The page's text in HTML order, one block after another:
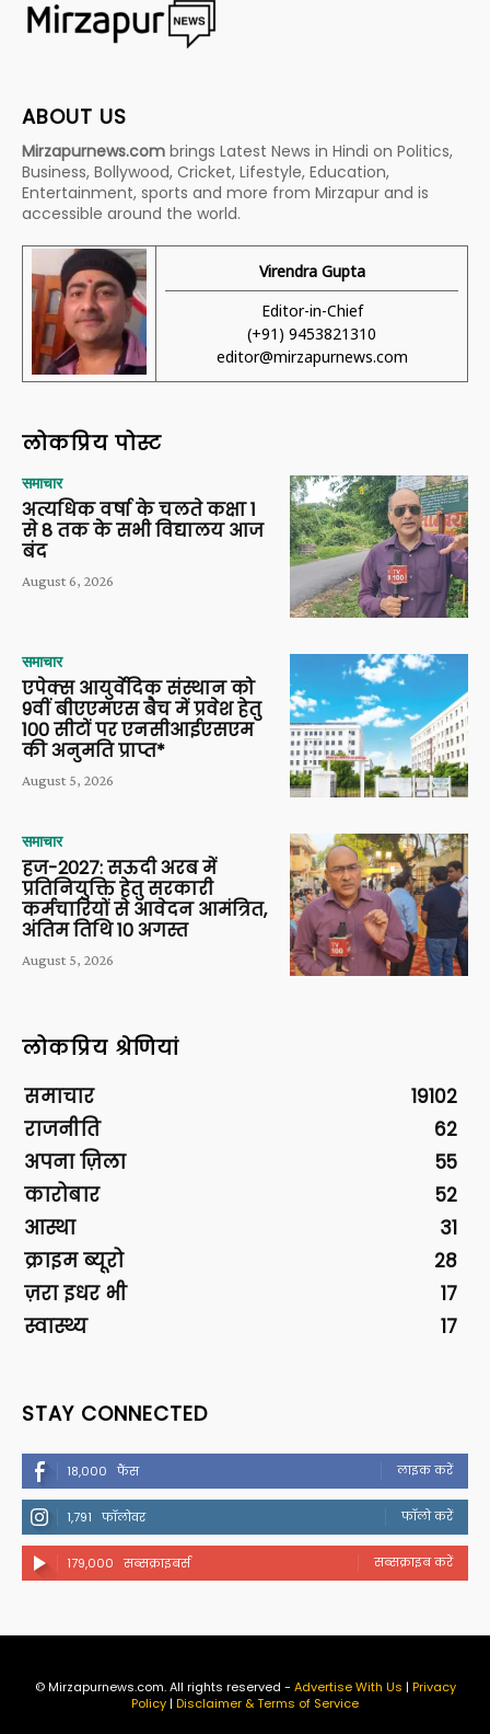
ABOUT US
Mirzapurnews.com brings Latest News in Hindi on Politics,
Business, Bollywood, Cricket, Lifestyle, Education,
Entertainment, sports and more from Mirzapur and is
accessible around the world.
Virendra Gupta
Editor-in-Chief
(+91) 9453821310
editor@mirzapurnews.com
लोकप्रिय पोस्ट
समाचार
अत्यधिक वर्षा के चलते कक्षा 1
से 8 तक के सभी विद्यालय आज
बंद
August 6, 2026
समाचार
एपेक्स आयुर्वेदिक संस्थान को
9वीं बीएएमएस बैच में प्रवेश हेतु
100 सीटों पर एनसीआईएसएम
की अनुमति प्राप्त*
August 5, 2026
समाचार
हज-2027: सऊदी अरब में
प्रतिनियुक्ति हेतु सरकारी
कर्मचारियों से आवेदन आमंत्रित,
अंतिम तिथि 10 अगस्त
August 5, 2026
लोकप्रिय श्रेणियां
समाचार
19102
राजनीति
62
अपना ज़िला
55
कारोबार
52
आस्था
31
क्राइम ब्यूरो
28
ज़रा इधर भी
17
स्वास्थ्य
17
STAY CONNECTED
18,000 फैंस लाइक करें
1,791 फॉलोवर फॉलो करें
179,000 सब्सक्राइबर्स सब्सक्राइब करें
© Mirzapurnews.com. All rights reserved - Advertise With Us | Privacy
Policy| Disclaimer & Terms of Service